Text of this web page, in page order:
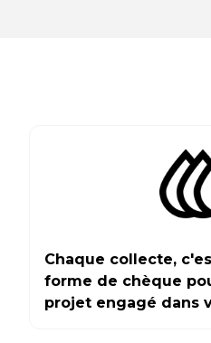
Chaque collecte,
forme de chèque
projet engagé dans